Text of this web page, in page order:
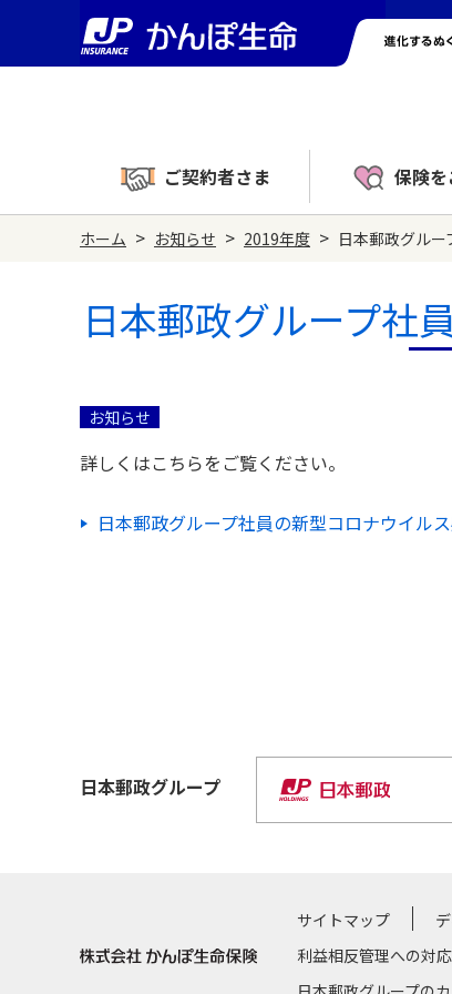
ご契約者さま 保険
ホーム > お知らせ > 2019年度 > 日本郵政グル
日本郵政グループ社
お知らせ
詳しくはこちらをご覧ください。
日本郵政グループ社員の新型コロナウイル
日本郵政グループ
サイトマップ
利益相反管理への対応